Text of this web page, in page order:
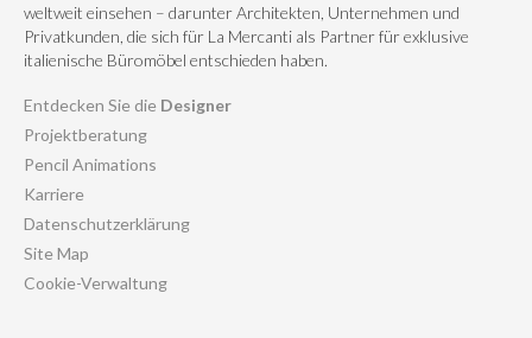
weltweit einsehen – darunter Architekten, Unternehmen und
Privatkunden, die sich für La Mercanti als Partner für exklusive
italienische Büromöbel entschieden haben.
Entdecken Sie die Designer
Projektberatung
Pencil Animations
Karriere
Datenschutzerklärung
Site Map
Cookie-Verwaltung